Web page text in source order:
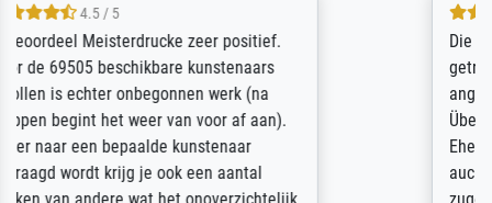
Die Zufriedenheit ist auch nicht dadurch
getrübt, dass das Bild entgegen einer
angegebenen Lieferanschrift (sollte eine
Überraschung für die normannische
Ehefrau sein zum Hochzeits- gleichzeitig
auch Geburtstag sein) doch nach zu Hause
zugestellt wurde.